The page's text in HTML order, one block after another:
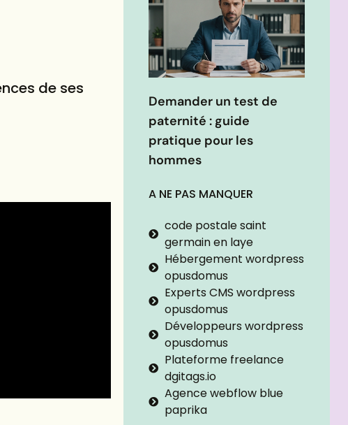
de ses
Demander un test de
paternité : guide
pratique pour les
hommes
A NE PAS MANQUER
code postale saint
germain en laye
Hébergement wordpress
opusdomus
Experts CMS wordpress
opusdomus
Développeurs wordpress
opusdomus
Plateforme freelance
dgitags.io
Agence webflow blue
paprika